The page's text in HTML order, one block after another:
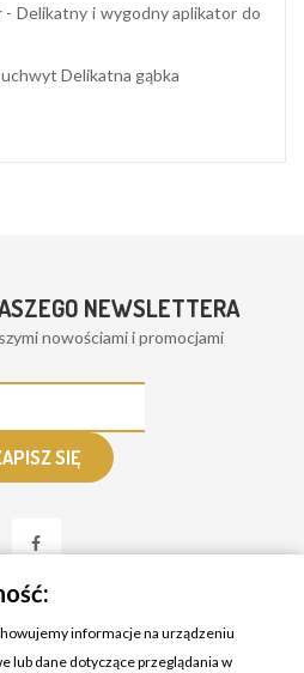
- Delikatny i wygodny aplikator do
Delikatna gąbka
NEWSLETTERA
nowościami i promocjami
informacje na urządzeniu
lub dane dotyczące przeglądania w